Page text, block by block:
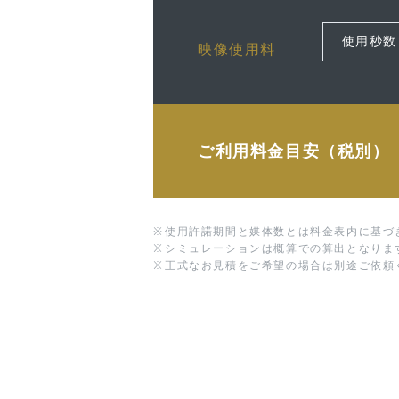
映像使用料
ご利用料金目安（税別）
※ 使用許諾期間と媒体数とは料金表内に基づ
※ シミュレーションは概算での算出となりま
※ 正式なお見積をご希望の場合は別途ご依頼